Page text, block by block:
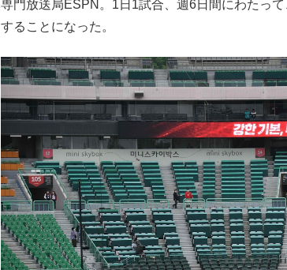
専門放送局ESPN。1日1試合、週6日間にわたっ
することになった。